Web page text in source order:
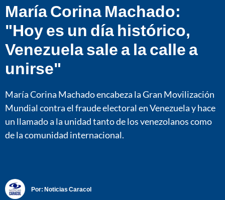
María Corina Machado:
"Hoy es un día histórico,
Venezuela sale a la calle a
unirse"
María Corina Machado encabeza la Gran Movilización
Mundial contra el fraude electoral en Venezuela y hace
un llamado a la unidad tanto de los venezolanos como
de la comunidad internacional.
Por: Noticias Caracol